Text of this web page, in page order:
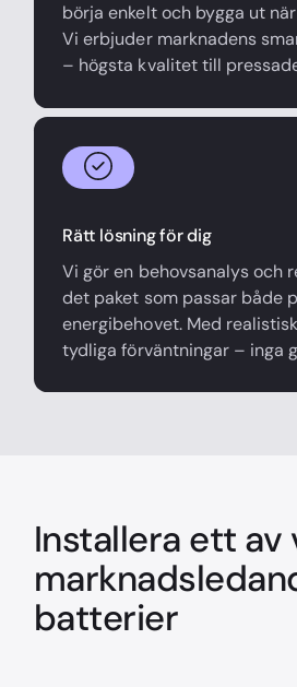
börja enkelt och bygga ut
Vi erbjuder marknadens
– högsta kvalitet till
Rätt lösning för dig
Vi gör en behovsanalys och
det paket som passar både
energibehovet. Med
tydliga förväntningar – inga
Installera ett av
batterier